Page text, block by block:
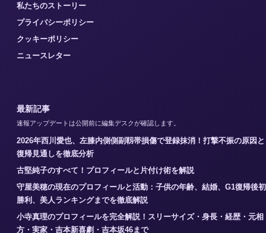
私たちのストーリー
プライバシーポリシー
クッキーポリシー
ニュースレター
最新記事
速報アップデートは公開前に編集デスクが確認します。
2026年西川愛也、左膝内側側副靱帯損傷で登録抹消！打撃不振の原因と
復帰見通しを徹底分析
古堅純子のすべて！プロフィールと片付け術を解説
守屋美穂の現在のプロフィールと活動：子供の年齢、結婚、G1復帰後初
勝利、美人ランキングまでを徹底解説
小寺真理のプロフィールを完全解説！スリーサイズ・身長・経歴・元相
方・実家・吉本新喜劇・吉本坂46まで